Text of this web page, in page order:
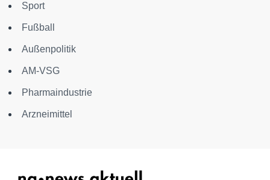
Sport
Fußball
Außenpolitik
AM-VSG
Pharmaindustrie
Arzneimittel